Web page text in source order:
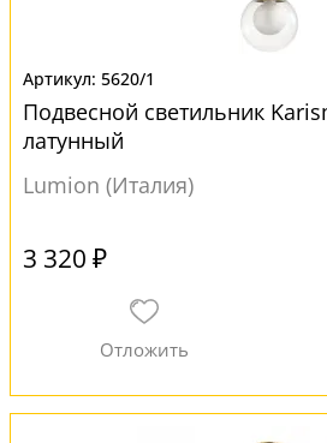
5620/1
Подвесной светильник
латунный
Lumion (Италия)
3 320 ₽